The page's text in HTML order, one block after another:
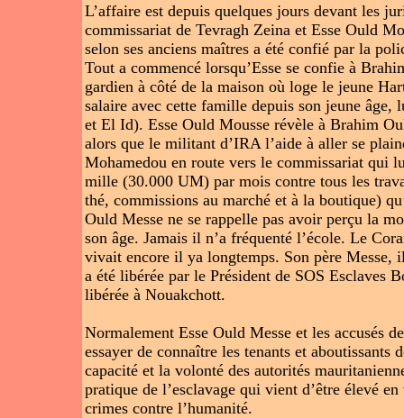
L’affaire est depuis quelques jours devant les
commissariat de Tevragh Zeina et Esse Ould
selon ses anciens maîtres a été confié par la
Tout a commencé lorsqu’Esse se confie à
gardien à côté de la maison où loge le jeune
salaire avec cette famille depuis son jeune
et El Id). Esse Ould Mousse révèle à Brahim
alors que le militant d’IRA l’aide à aller se
Mohamedou en route vers le commissariat qui
mille (30.000 UM) par mois contre tous les
thé, commissions au marché et à la boutique)
Ould Messe ne se rappelle pas avoir perçu la
son âge. Jamais il n’a fréquenté l’école. Le
vivait encore il ya longtemps. Son père
a été libérée par le Président de SOS Esclaves
libérée à Nouakchott.
Normalement Esse Ould Messe et les accusés
essayer de connaître les tenants et aboutissants
capacité et la volonté des autorités
pratique de l’esclavage qui vient d’être élevé
crimes contre l’humanité.